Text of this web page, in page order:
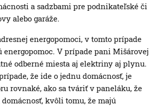
a sadzbami pre podnikateľské či
alebo garáže.
energopomoci, v tomto prípade
energopomoc. V prípade pani Mišárovej
odberné miesta aj elektriny aj plynu.
že ide o jednu domácnosť, je
rovnaké, ako sa tváriť v paneláku, že
kvôli tomu, že majú